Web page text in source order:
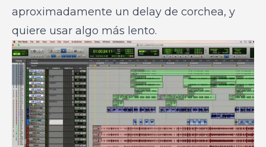
aproximadamente un delay de corchea, y
quiere usar algo más lento.